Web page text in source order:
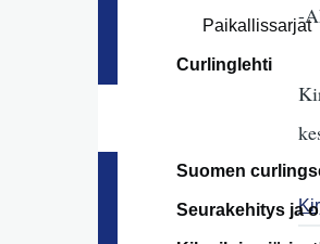
Paikallissarjat
Curlinglehti
Suomen
Seurakehitys ja
-